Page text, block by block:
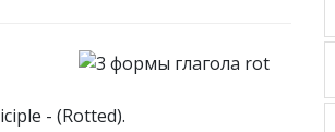
- (Rotted).